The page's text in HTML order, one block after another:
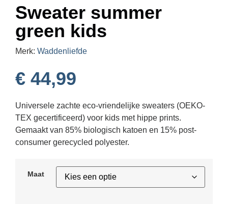
Sweater summer
green kids
Merk: Waddenliefde
€ 44,99
Universele zachte eco-vriendelijke sweaters (OEKO-
TEX gecertificeerd) voor kids met hippe prints.
Gemaakt van 85% biologisch katoen en 15% post-
consumer gerecycled polyester.
Maat